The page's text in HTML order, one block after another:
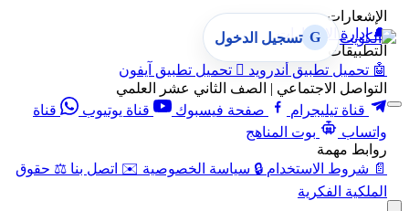
الإشعارات
🔔 إدارة الإشعارات
التطبيقات
🤖 تحميل تطبيق أندرويد  تحميل تطبيق آيفون
التواصل الاجتماعي | الصف الثاني عشر العلمي
قناة تيليجرام
صفحة فيسبوك قناة يوتيوب
قناة
واتساب
بوت المناهج
روابط مهمة
📄 شروط الاستخدام 🔒 سياسة الخصوصية ✉️ اتصل بنا ⚖️ حقوق
الملكية الفكرية
G تسجيل الدخول